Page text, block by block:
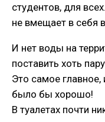
студентов, для
не вмещает в себя
И нет воды на
поставить хоть
Это самое
было бы хорошо!
В туалетах почти